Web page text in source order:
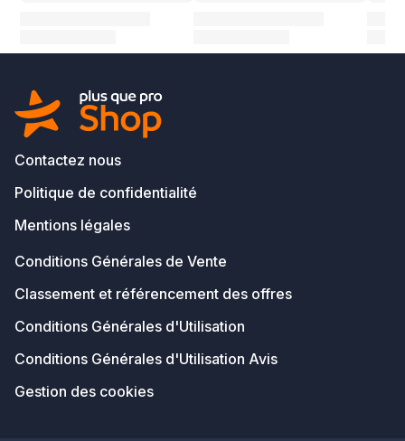
Contactez nous
Politique de confidentialité
Mentions légales
Conditions Générales de Vente
Classement et référencement des offres
Conditions Générales d'Utilisation
Conditions Générales d'Utilisation Avis
Gestion des cookies